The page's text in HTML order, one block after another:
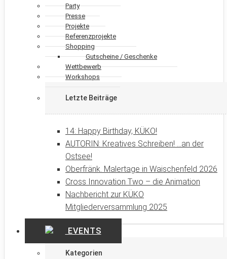
Party
Presse
Projekte
Referenzprojekte
Shopping
Gutscheine / Geschenke
Wettbewerb
Workshops
Letzte Beiträge
14: Happy Birthday, KÜKO!
AUTORIN: Kreatives Schreiben! …an der
Ostsee!
Oberfränk. Malertage in Waischenfeld 2026
Cross Innovation Two – die Animation
Nachbericht zur KÜKO
Mitgliederversammlung 2025
EVENTS
Kategorien